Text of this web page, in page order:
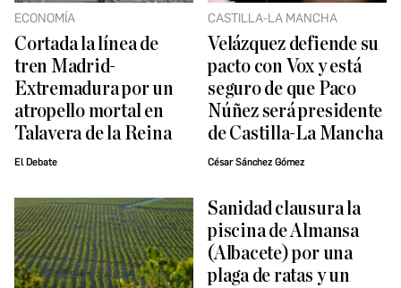
ECONOMÍA
Cortada la línea de
tren Madrid-
Extremadura por un
atropello mortal en
Talavera de la Reina
El Debate
CASTILLA-LA MANCHA
Velázquez defiende su
pacto con Vox y está
seguro de que Paco
Núñez será presidente
de Castilla-La Mancha
César Sánchez Gómez
Sanidad clausura la
piscina de Almansa
(Albacete) por una
plaga de ratas y un